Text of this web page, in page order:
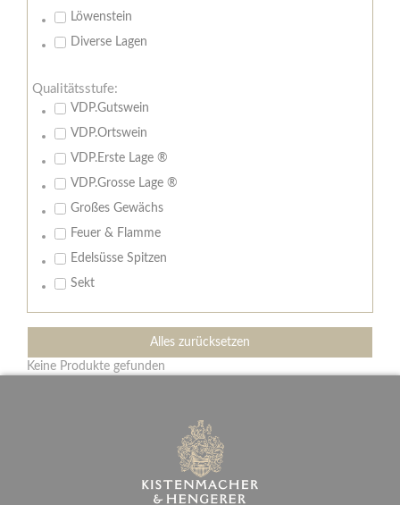
Löwenstein
Diverse Lagen
Qualitätsstufe:
VDP.Gutswein
VDP.Ortswein
VDP.Erste Lage ®
VDP.Grosse Lage ®
Großes Gewächs
Feuer & Flamme
Edelsüsse Spitzen
Sekt
Alles zurücksetzen
Keine Produkte gefunden